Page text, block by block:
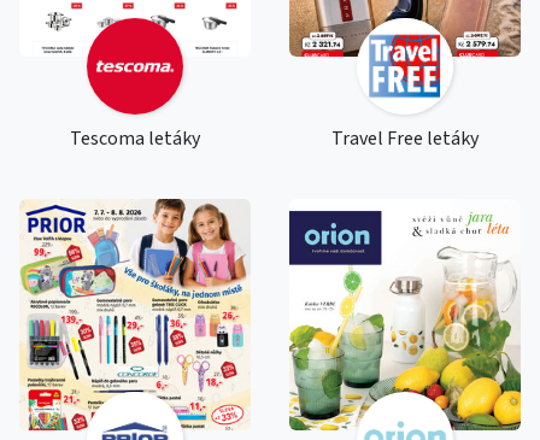
Tescoma letáky Travel Free letáky